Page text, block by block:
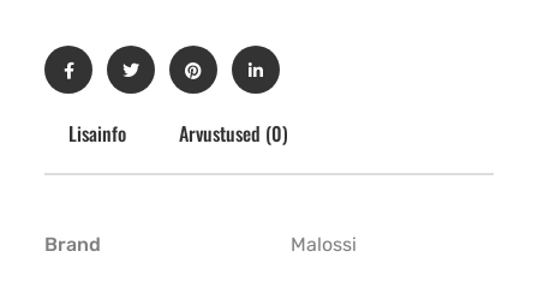
Lisainfo Arvustused (0)
Brand Malossi